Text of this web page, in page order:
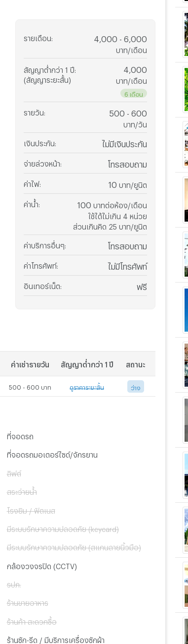
รายเดือน 4,000 - 6,000
บาท/เดือน
สัญญาต่ำกว่า 1 ปี
(สัญญาระยะสั้น)
4,000
บาท/เดือน
6 เดือน
รายวัน 500 - 600
บาท/วัน
เงินประกัน ไม่มีเงินประกัน
จ่ายล่วงหน้า โทรสอบถาม
ค่าไฟ: 10 บาท/ยูนิต
ค่าน้ำ 100 บาทต่อห้อง/เดือน
ใช้ได้ไม่เกิน 4 หน่วย
ส่วนเกินคิด 25 บาท/ยูนิต
ค่าบริการอื่นๆ โทรสอบถาม
ค่าโทรศัพท์: ไม่มีโทรศัพท์
อินเทอร์เน็ต ฟรี
ค่าเช่ารายวัน สัญญาต่ำกว่า 1 ปี สถานะ
500 - 600 บาท ดูราคาระยะสั้น ว่าง
ที่จอดรถ
ที่จอดรถมอเตอร์ไซด์/จักรยาน
ลิฟต์
สระว่ายน้ำ
โรงยิม / ฟิตเนส
มีระบบรักษาความปลอดภัย (keycard)
มีระบบรักษาความปลอดภัย (สแกนลายนิ้วมือ)
กล้องวงจรปิด (CCTV)
รปภ.
ร้านขายอาหาร
ร้านค้า สะดวกซื้อ
ร้านซัก-รีด / มีบริการเครื่องซักผ้า